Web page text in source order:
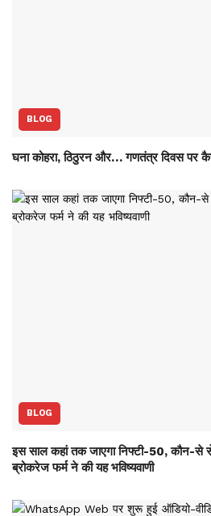
BLOG
घना कोहरा, ठिठुरन और… गणतंत्र दिवस पर
BLOG
इस साल कहां तक जाएगा निफ्टी-50, कौन-से
ब्रोकरेज फर्म ने की यह भविष्‍यवाणी